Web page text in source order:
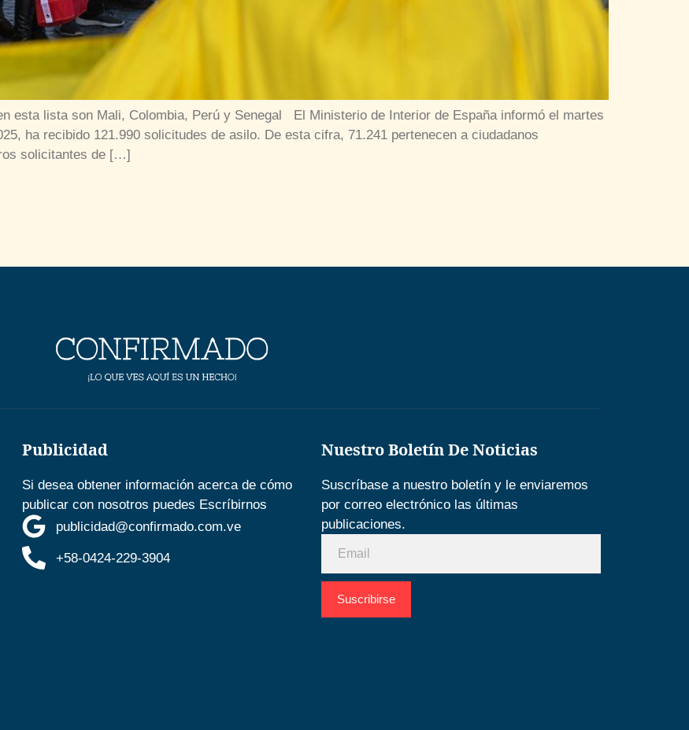
esta lista son Mali, Colombia, Perú y Senegal El Ministerio de Interior de España informó el martes
ha recibido 121.990 solicitudes de asilo. De esta cifra, 71.241 pertenecen a ciudadanos
solicitantes de […]
Publicidad
Si desea obtener información acerca de cómo
publicar con nosotros puedes Escríbirnos
publicidad@confirmado.com.ve
+58-0424-229-3904
Nuestro Boletín De Noticias
Suscríbase a nuestro boletín y le enviaremos
por correo electrónico las últimas
publicaciones.
Suscribirse